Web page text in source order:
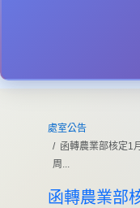
處室公告
函轉農業部核定1
周...
函轉農業部